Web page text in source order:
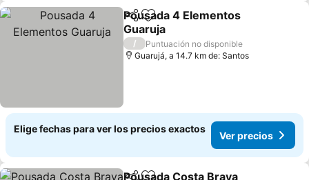
CompartirAgregar a favoritos
Pousada 4 Elementos
Guaruja
Ver precios
/
Puntuación no disponible
Guarujá, a 14.7 km de: Santos
Elige fechas para ver los precios exactos
Ver precios
Pousada Costa Brava